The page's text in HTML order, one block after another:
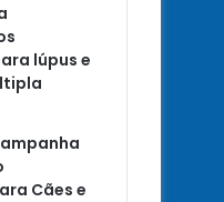
lúpus e
Cães e